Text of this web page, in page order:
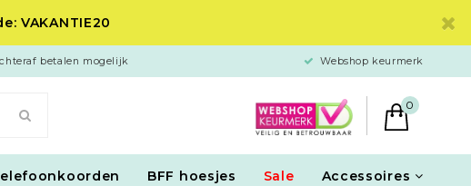
VAKANTIE20
betalen mogelijk Webshop keurmerk
0
BFF hoesjes Sale Accessoires